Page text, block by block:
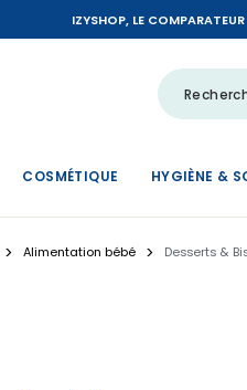
IZYSHOP, LE
COSMÉTIQUE HYGIÈNE &
Alimentation bébé Desserts &